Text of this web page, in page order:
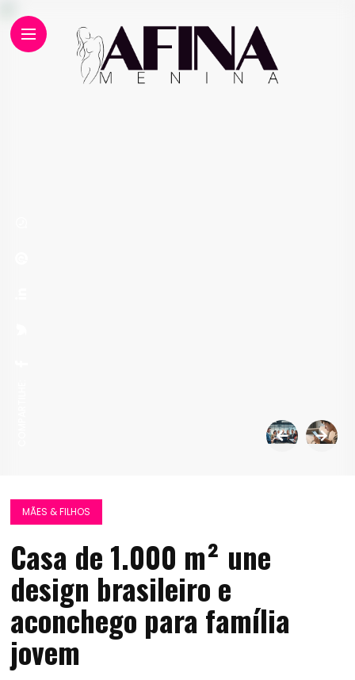
MÃES & FILHOS
Casa de 1.000 m² une
design brasileiro e
aconchego para família
jovem